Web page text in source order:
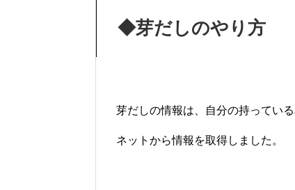
◆芽だしのやり方
芽だしの情報は、自分の持ってい
ネットから情報を取得しました。